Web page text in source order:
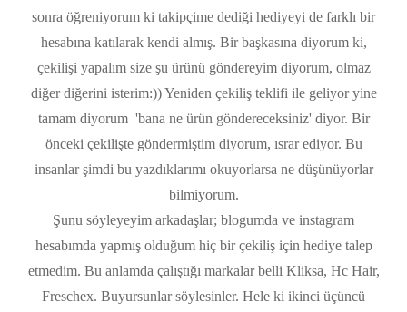
sonra öğreniyorum ki takipçime dediği hediyeyi de farklı bir
hesabına katılarak kendi almış. Bir başkasına diyorum ki,
çekilişi yapalım size şu ürünü göndereyim diyorum, olmaz
diğer diğerini isterim:)) Yeniden çekiliş teklifi ile geliyor yine
tamam diyorum 'bana ne ürün göndereceksiniz' diyor. Bir
önceki çekilişte göndermiştim diyorum, ısrar ediyor. Bu
insanlar şimdi bu yazdıklarımı okuyorlarsa ne düşünüyorlar
bilmiyorum.
Şunu söyleyeyim arkadaşlar; blogumda ve instagram
hesabımda yapmış olduğum hiç bir çekiliş için hediye talep
etmedim. Bu anlamda çalıştığı markalar belli Kliksa, Hc Hair,
Freschex. Buyursunlar söylesinler. Hele ki ikinci üçüncü